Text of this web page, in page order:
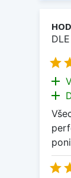

add
add
